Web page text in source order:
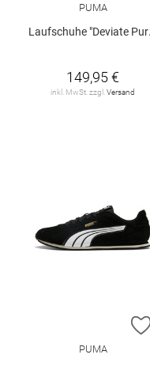
PUMA
Laufschuhe "Deviate Pure NITRO™ W"
149,95 €
inkl. MwSt. zzgl. Versand
PUMA